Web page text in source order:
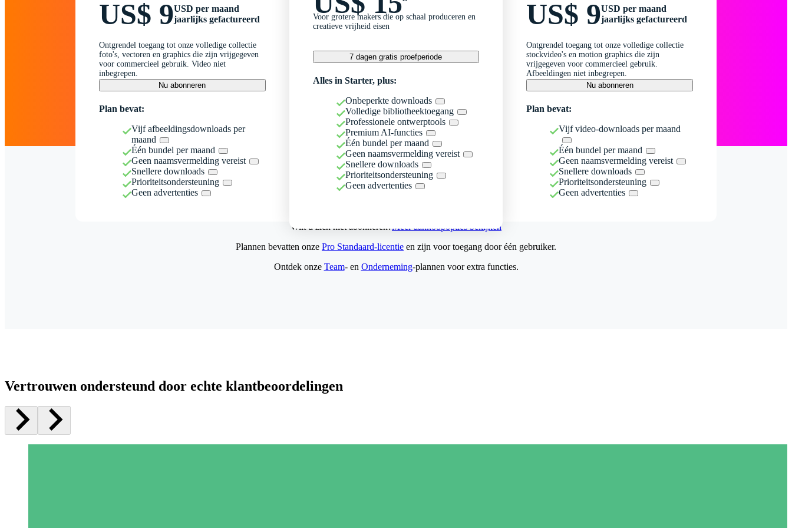
US$ 9USD per maand
jaarlijks gefactureerd
Ontgrendel toegang tot onze volledige collectie
foto's, vectoren en graphics die zijn vrijgegeven
voor commercieel gebruik. Video niet
inbegrepen.
Nu abonneren
Plan bevat:
Vijf afbeeldingsdownloads per
maand
Één bundel per maand
Geen naamsvermelding vereist
Snellere downloads
Prioriteitsondersteuning
Geen advertenties
Voor grotere makers die op schaal produceren en
creatieve vrijheid eisen
7 dagen gratis proefperiode
Alles in Starter, plus:
Onbeperkte downloads
Volledige bibliotheektoegang
Professionele ontwerptools
Premium AI-functies
Één bundel per maand
Geen naamsvermelding vereist
Snellere downloads
Prioriteitsondersteuning
Geen advertenties
US$ 9USD per maand
jaarlijks gefactureerd
Ontgrendel toegang tot onze volledige collectie
stockvideo's en motion graphics die zijn
vrijgegeven voor commercieel gebruik.
Afbeeldingen niet inbegrepen.
Nu abonneren
Plan bevat:
Vijf video-downloads per maand
Één bundel per maand
Geen naamsvermelding vereist
Snellere downloads
Prioriteitsondersteuning
Geen advertenties
Wilt u zich niet abonneren?Meer aankoopopties bekijken
Plannen bevatten onze Pro Standaard-licentie en zijn voor toegang door één gebruiker.
Ontdek onze Team- en Onderneming-plannen voor extra functies.
Vertrouwen ondersteund door echte klantbeoordelingen